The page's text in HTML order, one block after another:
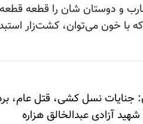
و دوستان شان را قطعه
با خون می‌توان، کشت‌زار
جنایات نسل کشی، قتل عام،
شهید آزادی عبدالخالق هزاره